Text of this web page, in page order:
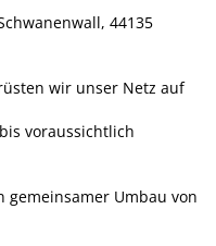
44135
wir unser Netz auf
voraussichtlich
gemeinsamer Umbau von